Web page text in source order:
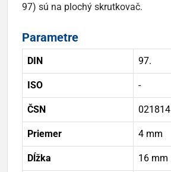
97) sú na plochý skrutkovač.
Parametre
DIN 97.
ISO -
ČSN 021814
Priemer 4 mm
Dĺžka 16 mm